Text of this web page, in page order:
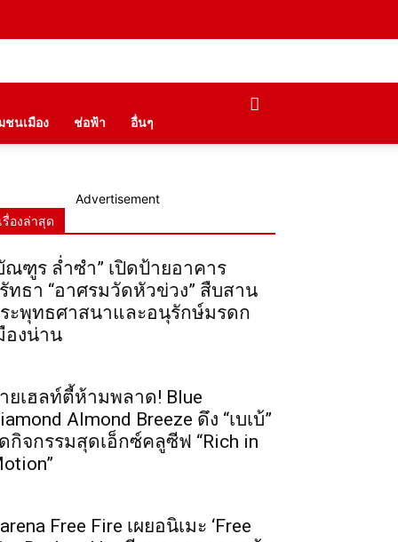
ชนเมือง ช่อฟ้า อื่นๆ
Advertisement
เรื่องล่าสุด
ณฑูร ล่ำซำ” เปิดป้ายอาคาร
ทธา “อาศรมวัดหัวข่วง” สืบสาน
ะพุทธศาสนาและอนุรักษ์มรดก
องน่าน
ยเฮลท์ตี้ห้ามพลาด! Blue
Almond Breeze ดึง “เบเบ้”
กิจกรรมสุดเอ็กซ์คลูซีฟ “Rich in
Free Fire เผยอนิเมะ ‘Free